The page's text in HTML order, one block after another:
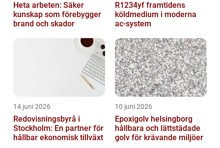
Heta arbeten: Säker
kunskap som förebygger
brand och skador
R1234yf framtidens
köldmedium i moderna
ac-system
14 juni 2026
Redovisningsbyrå i
Stockholm: En partner för
hållbar ekonomisk tillväxt
10 juni 2026
Epoxigolv helsingborg
hållbara och lättstädade
golv för krävande miljöer